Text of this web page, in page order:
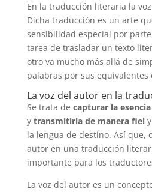
En la traducción literaria la
Dicha traducción es un arte
sensibilidad especial por
tarea de trasladar un texto
otro va mucho más allá de
palabras por sus equivalentes
La voz del autor en la
Se trata de capturar la esencia
y transmitirla de manera fiely
la lengua de destino. Así que,
autor en una traducción
importante para los
La voz del autor es un